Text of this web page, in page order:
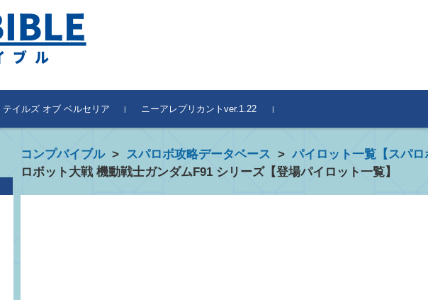
テイルズ オブ ベルセリア ニーアレプリカントver.1.22
コンプバイブル> スパロボ攻略データベース >パイロット一覧【スパロ
ロボット大戦 機動戦士ガンダムF91 シリーズ【登場パイロット一覧】